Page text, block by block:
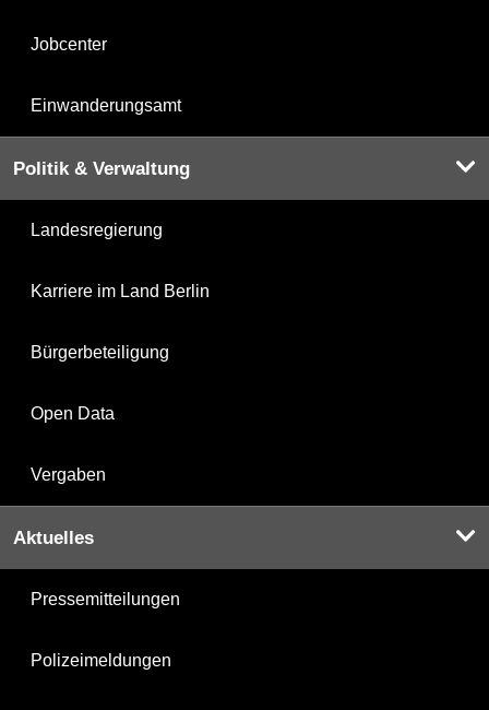
Jobcenter
Einwanderungsamt
Politik & Verwaltung
Landesregierung
Karriere im Land Berlin
Bürgerbeteiligung
Open Data
Vergaben
Aktuelles
Pressemitteilungen
Polizeimeldungen